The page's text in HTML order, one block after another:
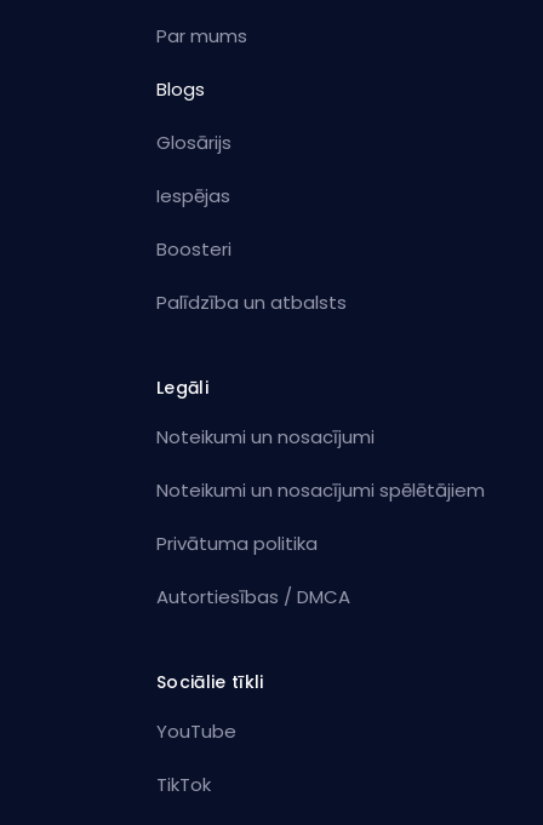
Par mums
Blogs
Glosārijs
Iespējas
Boosteri
Palīdzība un atbalsts
Legāli
Noteikumi un nosacījumi
Noteikumi un nosacījumi spēlētājiem
Privātuma politika
Autortiesības / DMCA
Sociālie tīkli
YouTube
TikTok